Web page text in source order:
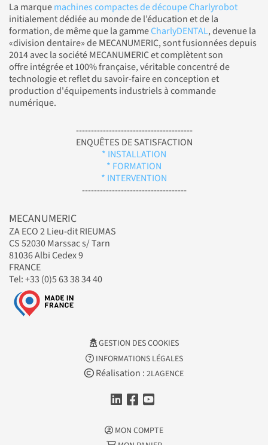
La marquemachines compactes de découpe Charlyrobot
initialement dédiée au monde de l’éducation et de la
formation, de même que la gammeCharlyDENTAL, devenue la
«division dentaire» de MECANUMERIC, sont fusionnées depuis
2014 avec la société MECANUMERIC et complètent son
offre intégrée et 100% française, véritable concentré de
technologie et reflet du savoir-faire en conception et
production d'équipements industriels à commande
numérique.
---------------------------------------
ENQUÊTES DE SATISFACTION
* INSTALLATION
* FORMATION
* INTERVENTION
-----------------------------------
MECANUMERIC
ZA ECO 2 Lieu-dit RIEUMAS
CS 52030 Marssac s/ Tarn
81036 Albi Cedex 9
FRANCE
Tel: +33 (0)5 63 38 34 40
GESTION DES COOKIES
INFORMATIONS LÉGALES
Réalisation : 2LAGENCE
MON COMPTE